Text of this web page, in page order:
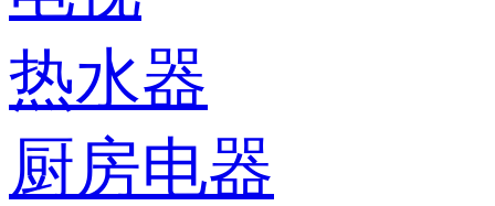
热水器
厨房电器